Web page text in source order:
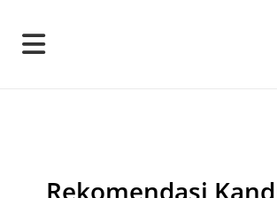
Rekomendasi